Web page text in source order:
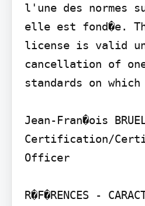
l'une des normes
elle est fond�e.
license is valid
cancellation of
standards on
Jean-Fran�ois
Certification/
Officer
R�F�RENCES -